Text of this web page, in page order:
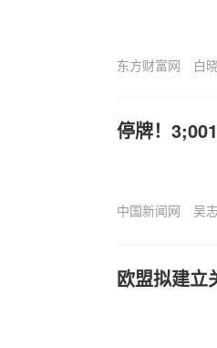
东方财富网 白晓
停牌！
中国新闻网 吴
欧盟拟建立